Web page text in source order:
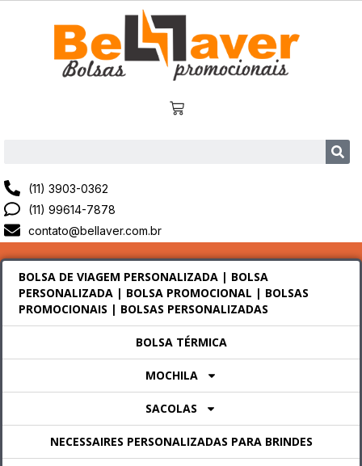
(11) 3903-0362
(11) 99614-7878
contato@bellaver.com.br
BOLSA DE VIAGEM PERSONALIZADA | BOLSA
PERSONALIZADA | BOLSA PROMOCIONAL | BOLSAS
PROMOCIONAIS | BOLSAS PERSONALIZADAS
BOLSA TÉRMICA
MOCHILA
SACOLAS
NECESSAIRES PERSONALIZADAS PARA BRINDES